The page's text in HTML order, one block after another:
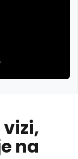
vizi,
na